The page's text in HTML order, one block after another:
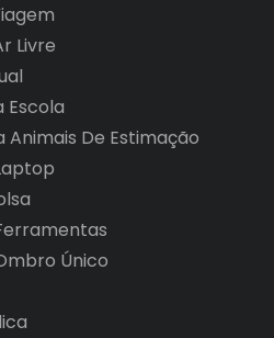
Livre
Escola
Animais De Estimação
Único